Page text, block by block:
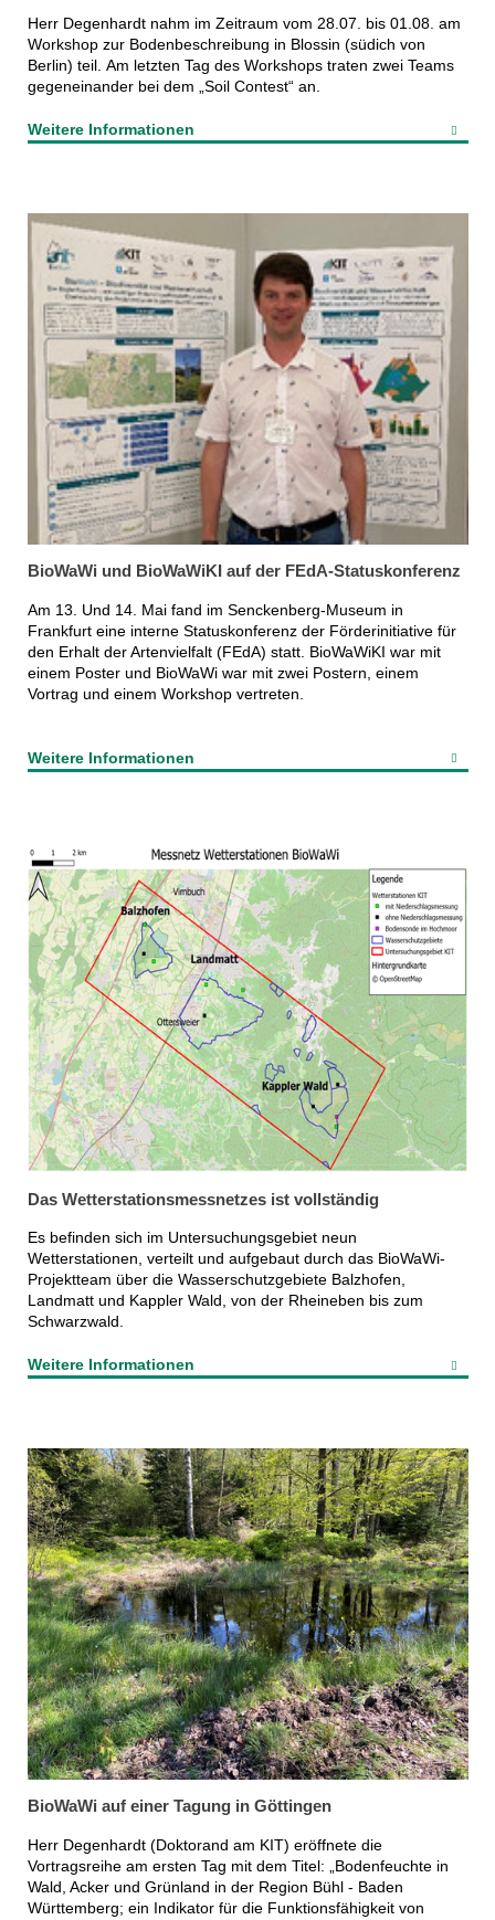
Herr Degenhardt nahm im Zeitraum vom 28.07. bis 01.08. am
Workshop zur Bodenbeschreibung in Blossin (südich von
Berlin) teil. Am letzten Tag des Workshops traten zwei Teams
gegeneinander bei dem „Soil Contest“ an.
Weitere Informationen
BioWaWi und BioWaWiKI auf der FEdA-Statuskonferenz
Am 13. Und 14. Mai fand im Senckenberg-Museum in
Frankfurt eine interne Statuskonferenz der Förderinitiative für
den Erhalt der Artenvielfalt (FEdA) statt. BioWaWiKI war mit
einem Poster und BioWaWi war mit zwei Postern, einem
Vortrag und einem Workshop vertreten.
Weitere Informationen
Das Wetterstationsmessnetzes ist vollständig
Es befinden sich im Untersuchungsgebiet neun
Wetterstationen, verteilt und aufgebaut durch das BioWaWi-
Projektteam über die Wasserschutzgebiete Balzhofen,
Landmatt und Kappler Wald, von der Rheineben bis zum
Schwarzwald.
Weitere Informationen
BioWaWi auf einer Tagung in Göttingen
Herr Degenhardt (Doktorand am KIT) eröffnete die
Vortragsreihe am ersten Tag mit dem Titel: „Bodenfeuchte in
Wald, Acker und Grünland in der Region Bühl - Baden
Württemberg; ein Indikator für die Funktionsfähigkeit von